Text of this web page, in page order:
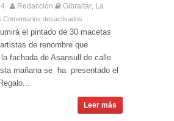
Redacción Gibraltar La
Comentarios desactivados
el pintado de 30 macetas
de renombre que
fachada de Asansull de calle
mañana se ha presentado el
Leer más